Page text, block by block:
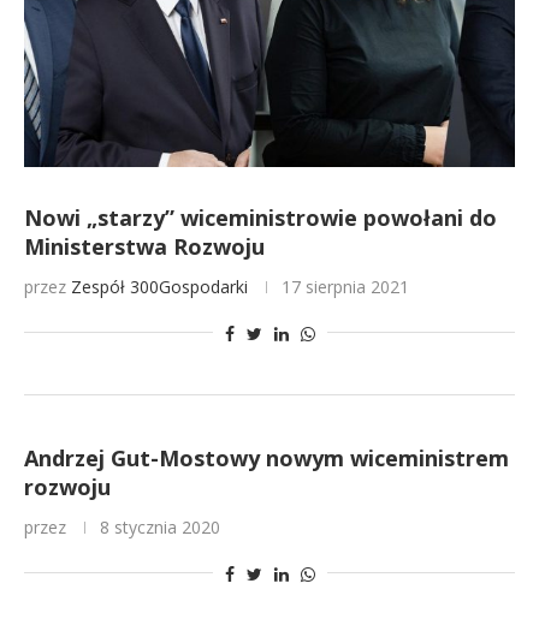
Nowi „starzy” wiceministrowie powołani do
Ministerstwa Rozwoju
przez Zespół 300Gospodarki 17 sierpnia 2021
Andrzej Gut-Mostowy nowym wiceministrem
rozwoju
przez 8 stycznia 2020